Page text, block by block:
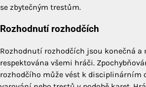
se zbytečným trestům.
Rozhodnutí rozhodčích
Rozhodnutí rozhodčích jsou konečná a
respektována všemi hráči.
rozhodčího může vést k disciplinárním